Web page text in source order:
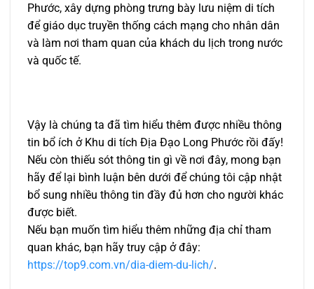
Phước, xây dựng phòng trưng bày lưu niệm di tích
để giáo dục truyền thống cách mạng cho nhân dân
và làm nơi tham quan của khách du lịch trong nước
và quốc tế.
Vậy là chúng ta đã tìm hiểu thêm được nhiều thông
tin bổ ích ở Khu di tích Địa Đạo Long Phước rồi đấy!
Nếu còn thiếu sót thông tin gì về nơi đây, mong bạn
hãy để lại bình luận bên dưới để chúng tôi cập nhật
bổ sung nhiều thông tin đầy đủ hơn cho người khác
được biết.
Nếu bạn muốn tìm hiểu thêm những địa chỉ tham
quan khác, bạn hãy truy cập ở đây:
https://top9.com.vn/dia-diem-du-lich/.